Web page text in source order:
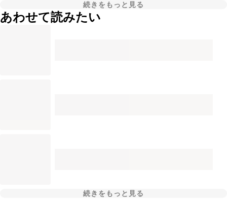
続きをもっと見る
あわせて読みたい
続きをもっと見る